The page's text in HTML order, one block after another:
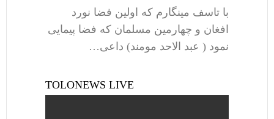
با تاسف مینگارم که اولین فضا نورد
افغان و چهارمین مسلمان که فضا پیمایی
نمود ( عبد الاحد مومند) داعی…
TOLONEWS LIVE